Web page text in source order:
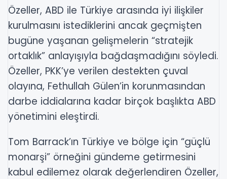
Özeller, ABD ile Türkiye arasında iyi ilişkiler
kurulmasını istediklerini ancak geçmişten
bugüne yaşanan gelişmelerin “stratejik
ortaklık” anlayışıyla bağdaşmadığını söyledi.
Özeller, PKK’ye verilen destekten çuval
olayına, Fethullah Gülen’in korunmasından
darbe iddialarına kadar birçok başlıkta ABD
yönetimini eleştirdi.
Tom Barrack’ın Türkiye ve bölge için “güçlü
monarşi” örneğini gündeme getirmesini
kabul edilemez olarak değerlendiren Özeller,